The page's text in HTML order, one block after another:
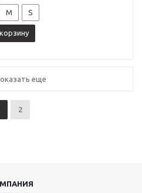
M S
еще
2